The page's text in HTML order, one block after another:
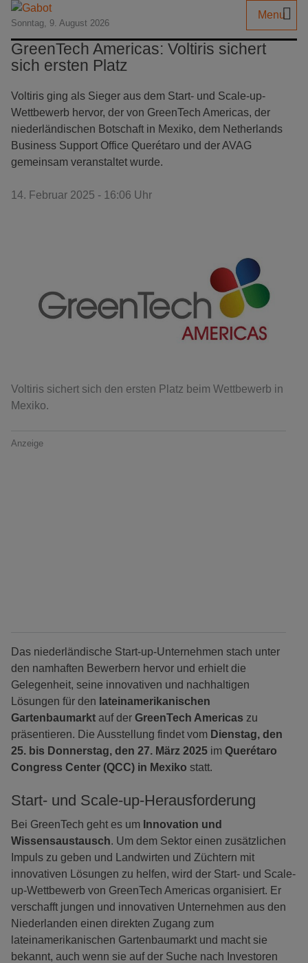
Sonntag, 9. August 2026
Menu
GreenTech Americas: Voltiris sichert
sich ersten Platz
Voltiris ging als Sieger aus dem Start- und Scale-up-
Wettbewerb hervor, der von GreenTech Americas, der
niederländischen Botschaft in Mexiko, dem Netherlands
Business Support Office Querétaro und der AVAG
gemeinsam veranstaltet wurde.
14. Februar 2025 - 16:06 Uhr
Voltiris sichert sich den ersten Platz beim Wettbewerb in
Mexiko.
Anzeige
Das niederländische Start-up-Unternehmen stach unter
den namhaften Bewerbern hervor und erhielt die
Gelegenheit, seine innovativen und nachhaltigen
Lösungen für den lateinamerikanischen
Gartenbaumarkt auf der GreenTech Americas zu
präsentieren. Die Ausstellung findet vom Dienstag, den
25. bis Donnerstag, den 27. März 2025 im Querétaro
Congress Center (QCC) in Mexiko statt.
Start- und Scale-up-Herausforderung
Bei GreenTech geht es um Innovation und
Wissensaustausch. Um dem Sektor einen zusätzlichen
Impuls zu geben und Landwirten und Züchtern mit
innovativen Lösungen zu helfen, wird der Start- und Scale-
up-Wettbewerb von GreenTech Americas organisiert. Er
verschafft jungen und innovativen Unternehmen aus den
Niederlanden einen direkten Zugang zum
lateinamerikanischen Gartenbaumarkt und macht sie
bekannt, auch wenn sie auf der Suche nach Investoren